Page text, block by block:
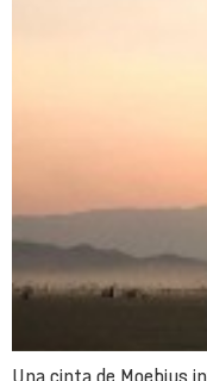
Una cinta de Moebius